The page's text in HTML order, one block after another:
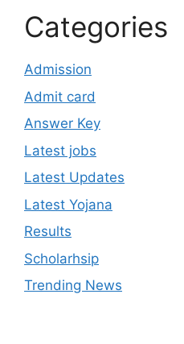
Categories
Admission
Admit card
Answer Key
Latest jobs
Latest Updates
Latest Yojana
Results
Scholarhsip
Trending News